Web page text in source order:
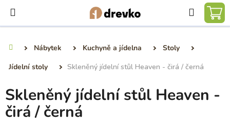
obsah
Hledat
Nábytek Kuchyně a jídelna
Stoly
Jídelní stoly
Skleněný jídelní stůl Heaven - čirá / černá
Skleněný jídelní stůl Heaven -
čirá / černá